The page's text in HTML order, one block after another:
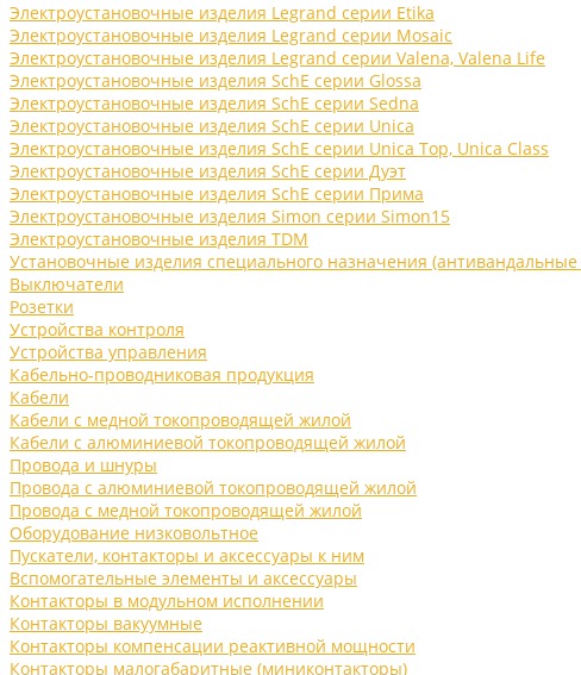
Электроустановочные изделия Legrand серии Etika
Электроустановочные изделия Legrand серии Mosaic
Электроустановочные изделия Legrand серии Valena, Valena Life
Электроустановочные изделия SchE серии Glossa
Электроустановочные изделия SchE серии Sedna
Электроустановочные изделия SchE серии Unica
Электроустановочные изделия SchE серии Unica Top, Unica Class
Электроустановочные изделия SchE серии Дуэт
Электроустановочные изделия SchE серии Прима
Электроустановочные изделия Simon серии Simon15
Электроустановочные изделия TDM
Установочные изделия специального назначения
Выключатели
Розетки
Устройства контроля
Устройства управления
Кабельно-проводниковая продукция
Кабели
Кабели с медной токопроводящей жилой
Кабели с алюминиевой токопроводящей жилой
Провода и шнуры
Провода с алюминиевой токопроводящей жилой
Провода с медной токопроводящей жилой
Оборудование низковольтное
Пускатели, контакторы и аксессуары к ним
Вспомогательные элементы и аксессуары
Контакторы в модульном исполнении
Контакторы вакуумные
Контакторы компенсации реактивной мощности
Контакторы малогабаритные (миниконтакторы)